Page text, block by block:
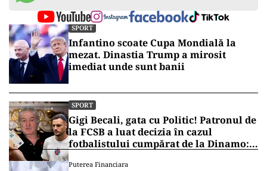
SPORT
Infantino scoate Cupa Mondială la
mezat. Dinastia Trump a mirosit
imediat unde sunt banii
SPORT
Gigi Becali, gata cu Politic! Patronul de
la FCSB a luat decizia în cazul
fotbalistului cumpărat de la Dinamo:
Puterea Financiara